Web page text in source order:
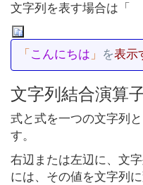
文字列を表す場合は「
「 こんにちは 」 を表示
文字列結合演算
式と式を一つの文字列
す。
右辺または左辺に、文
には、その値を文字列